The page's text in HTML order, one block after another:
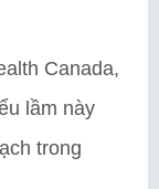
Canada,
lầm này
trong